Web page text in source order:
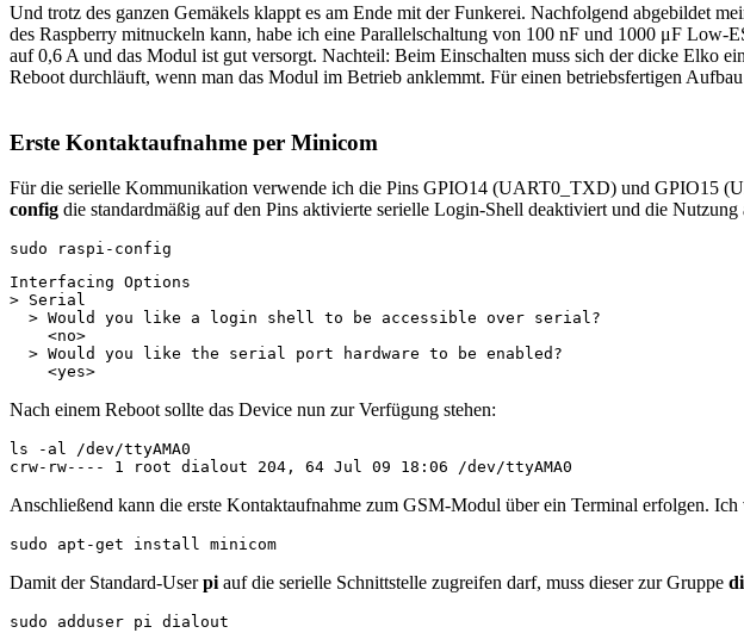
Und trotz des ganzen Gemäkels klappt es am Ende mit der Funkerei. Nachfolgend abgebildet
des Raspberry mitnuckeln kann, habe ich eine Parallelschaltung von 100 nF und 1000 μF
auf 0,6 A und das Modul ist gut versorgt. Nachteil: Beim Einschalten muss sich der dicke Elko
Reboot durchläuft, wenn man das Modul im Betrieb anklemmt. Für einen betriebsfertigen
Erste Kontaktaufnahme per Minicom
Für die serielle Kommunikation verwende ich die Pins GPIO14 (UART0_TXD) und GPIO15
config die standardmäßig auf den Pins aktivierte serielle Login-Shell deaktiviert und die
sudo raspi-config
Interfacing Options
> Serial
  > Would you like a login shell to be accessible over serial?
    <no>
  > Would you like the serial port hardware to be enabled?
Nach einem Reboot sollte das Device nun zur Verfügung stehen:
ls -al /dev/ttyAMA0
Anschließend kann die erste Kontaktaufnahme zum GSM-Modul über ein Terminal erfolgen. Ich
sudo apt-get install minicom
Damit der Standard-Userpiauf die serielle Schnittstelle zugreifen darf, muss dieser zur Gruppe
sudo adduser pi dialout